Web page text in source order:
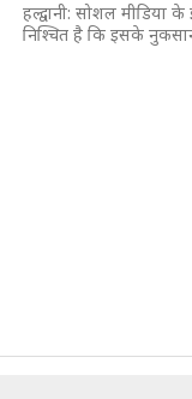
हल्द्वानी: सोशल
निश्चित है कि इसके